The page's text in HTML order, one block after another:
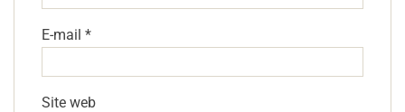
E-mail *
Site web